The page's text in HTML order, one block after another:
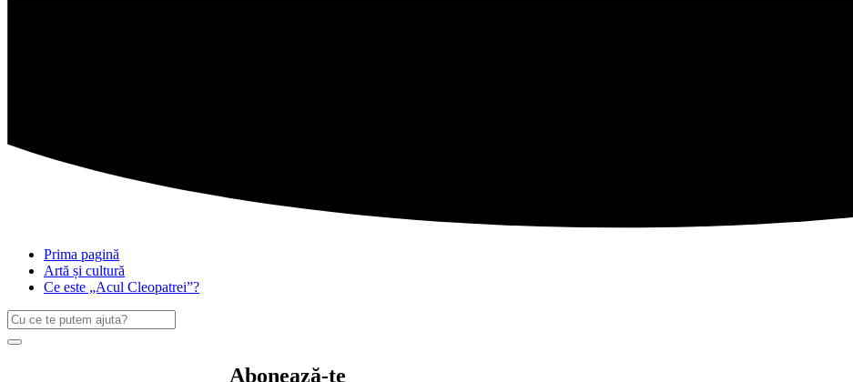
Prima pagină
Artă și cultură
Ce este „Acul Cleopatrei”?
Caută
după:
Search
Abonează-te